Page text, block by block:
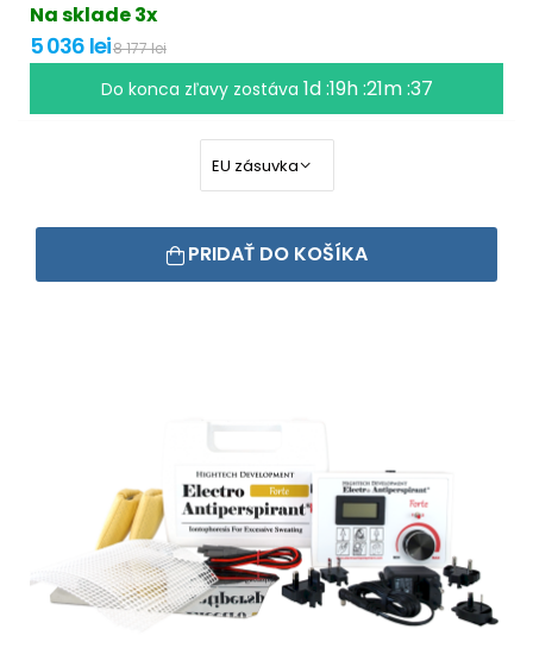
Na sklade 3x
5 036 lei8 177 lei
Do konca zľavy zostáva 1d :19h :21m :35
PRIDAŤ DO KOŠÍKA